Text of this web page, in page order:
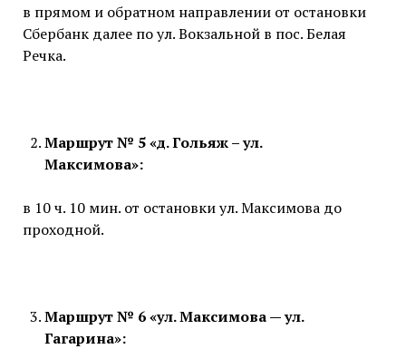
в прямом и обратном направлении от остановки
Сбербанк далее по ул. Вокзальной в пос. Белая
Речка.
Маршрут № 5 «д. Гольяж – ул.
Максимова»:
в 10 ч. 10 мин. от остановки ул. Максимова до
проходной.
Маршрут № 6 «ул. Максимова — ул.
Гагарина»: